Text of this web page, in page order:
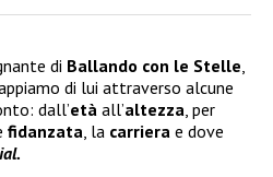
di Ballando con le Stelle,
di lui attraverso alcune
dall’età all’altezza, per
fidanzata, la carriera e dove